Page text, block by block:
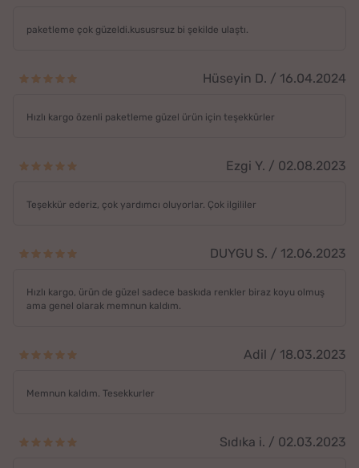
paketleme çok güzeldi.kususrsuz bi şekilde ulaştı.
Hüseyin D. / 16.04.2024
Hızlı kargo özenli paketleme güzel ürün için teşekkürler
Ezgi Y. / 02.08.2023
Teşekkür ederiz, çok yardımcı oluyorlar. Çok ilgililer
DUYGU S. / 12.06.2023
Hızlı kargo, ürün de güzel sadece baskıda renkler biraz koyu olmuş
ama genel olarak memnun kaldım.
Adil / 18.03.2023
Memnun kaldım. Tesekkurler
Sıdıka i. / 02.03.2023